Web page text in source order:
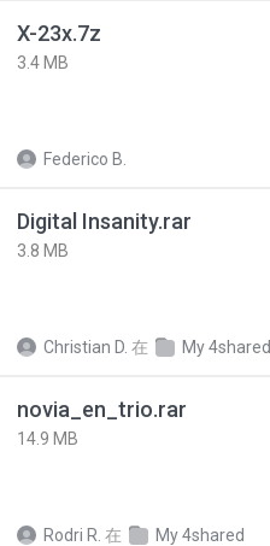
X-23x.7z
3.4 MB
Federico B.
Digital Insanity.rar
3.8 MB
Christian D. 在 My 4shared
novia_en_trio.rar
14.9 MB
Rodri R. 在 My 4shared